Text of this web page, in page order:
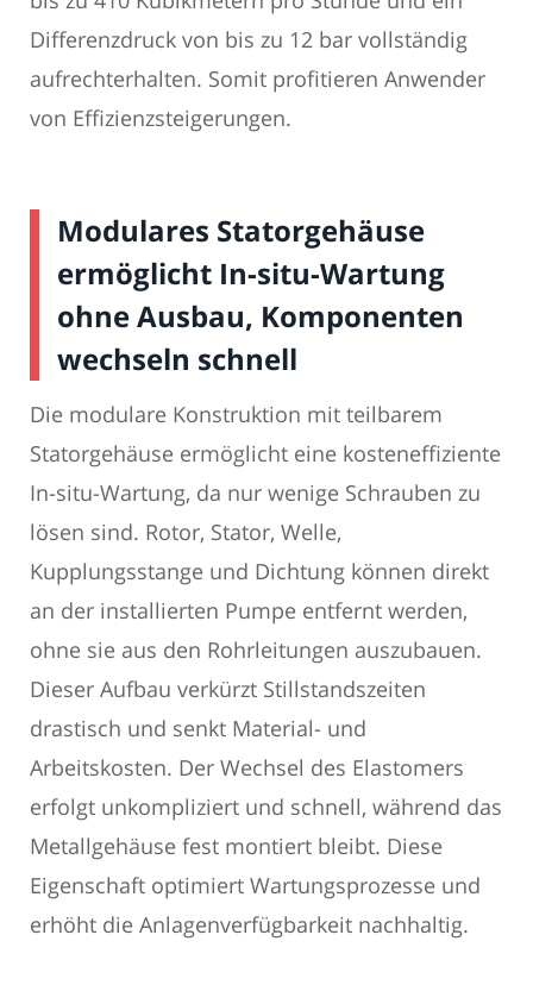
Differenzdruck von bis zu 12 bar vollständig
aufrechterhalten. Somit profitieren Anwender
von Effizienzsteigerungen.
Modulares Statorgehäuse
ermöglicht In-situ-Wartung
ohne Ausbau, Komponenten
wechseln schnell
Die modulare Konstruktion mit teilbarem
Statorgehäuse ermöglicht eine kosteneffiziente
In-situ-Wartung, da nur wenige Schrauben zu
lösen sind. Rotor, Stator, Welle,
Kupplungsstange und Dichtung können direkt
an der installierten Pumpe entfernt werden,
ohne sie aus den Rohrleitungen auszubauen.
Dieser Aufbau verkürzt Stillstandszeiten
drastisch und senkt Material- und
Arbeitskosten. Der Wechsel des Elastomers
erfolgt unkompliziert und schnell, während das
Metallgehäuse fest montiert bleibt. Diese
Eigenschaft optimiert Wartungsprozesse und
erhöht die Anlagenverfügbarkeit nachhaltig.